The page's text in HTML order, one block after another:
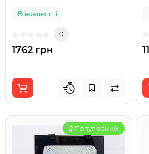
В наявності
0
1762 грн
Популярний